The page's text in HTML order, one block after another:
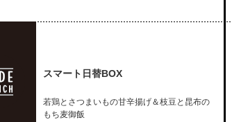
スマート日替BOX
若鶏とさつまいもの甘辛揚げ＆枝豆と昆布の
もち麦御飯